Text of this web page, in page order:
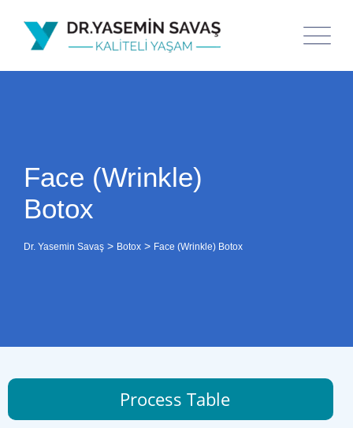
Face (Wrinkle)
Botox
Dr. Yasemin Savaş > Botox > Face (Wrinkle) Botox
Process Table